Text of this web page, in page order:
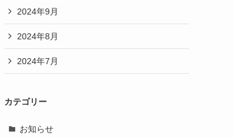
2024年9月
2024年8月
2024年7月
カテゴリー
お知らせ